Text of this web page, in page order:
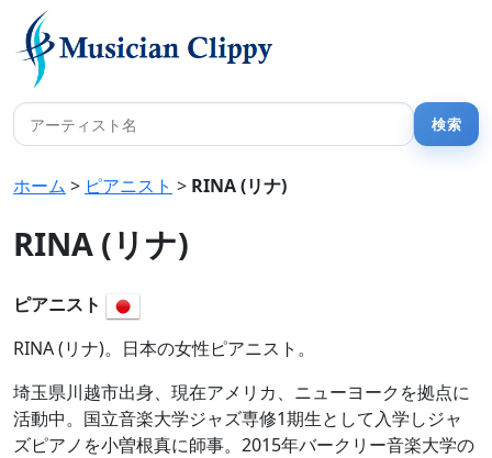
ホーム > ピアニスト > RINA (リナ)
RINA (リナ)
ピアニスト
RINA (リナ)。日本の女性ピアニスト。
埼玉県川越市出身、現在アメリカ、ニューヨークを拠点に
活動中。国立音楽大学ジャズ専修1期生として入学しジャ
ズピアノを小曽根真に師事。2015年バークリー音楽大学の